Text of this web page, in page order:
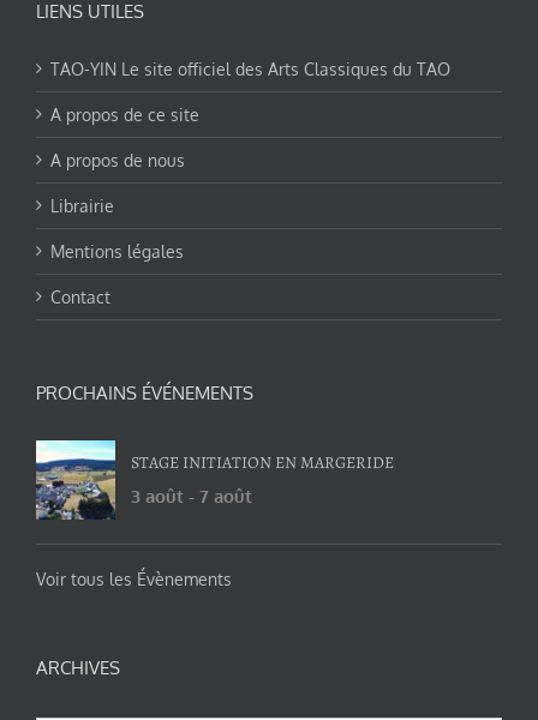
LIENS UTILES
TAO-YIN Le site officiel des Arts Classiques du TAO
A propos de ce site
A propos de nous
Librairie
Mentions légales
Contact
PROCHAINS ÉVÉNEMENTS
STAGE INITIATION EN MARGERIDE
3 août - 7 août
Voir tous les Évènements
ARCHIVES